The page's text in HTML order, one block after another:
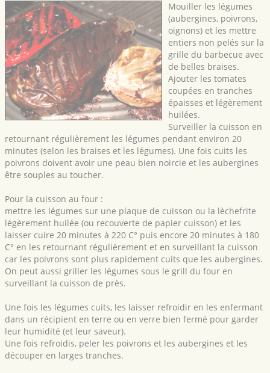
Mouiller les légumes
(aubergines, poivrons,
oignons) et les mettre
entiers non pelés sur la
grille du barbecue avec
de belles braises.
Ajouter les tomates
coupées en tranches
épaisses et légèrement
huilées.
Surveiller la cuisson en
retournant régulièrement les légumes pendant environ 20
minutes (selon les braises et les légumes). Une fois cuits les
poivrons doivent avoir une peau bien noircie et les aubergines
être souples au toucher.
Pour la cuisson au four :
mettre les légumes sur une plaque de cuisson ou la lèchefrite
légèrement huilée (ou recouverte de papier cuisson) et les
laisser cuire 20 minutes à 220 C° puis encore 20 minutes à 180
C° en les retournant régulièrement et en surveillant la cuisson
car les poivrons sont plus rapidement cuits que les aubergines.
On peut aussi griller les légumes sous le grill du four en
surveillant la cuisson de près.
Une fois les légumes cuits, les laisser refroidir en les enfermant
dans un récipient en terre ou en verre bien fermé pour garder
leur humidité (et leur saveur).
Une fois refroidis, peler les poivrons et les aubergines et les
découper en larges tranches.